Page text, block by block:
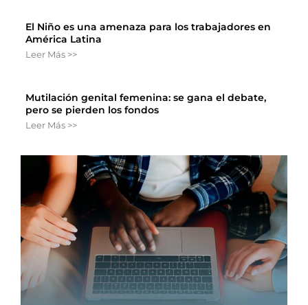
El Niño es una amenaza para los trabajadores en
América Latina
Leer Más >>
Mutilación genital femenina: se gana el debate,
pero se pierden los fondos
Leer Más >>